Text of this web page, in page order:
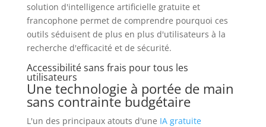
solution d'intelligence artificielle gratuite et
francophone permet de comprendre pourquoi ces
outils séduisent de plus en plus d'utilisateurs à la
recherche d'efficacité et de sécurité.
Accessibilité sans frais pour tous les
utilisateurs
Une technologie à portée de main
sans contrainte budgétaire
L'un des principaux atouts d'une IA gratuite